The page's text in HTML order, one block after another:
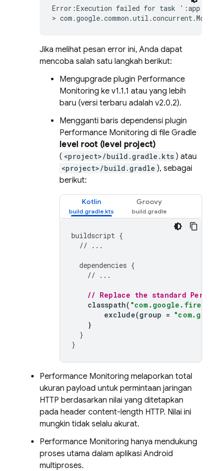
Error:Execution failed for task
>
Jika melihat pesan error ini, Anda dapat
mencoba salah satu langkah berikut:
Mengupgrade plugin Performance
Monitoring ke v1.1.1 atau yang lebih
baru (versi terbaru adalah v2.0.2).
Mengganti baris dependensi plugin
Performance Monitoring di file Gradle
level root (level project)
( <project>/build.gradle.kts ) atau
<project>/build.gradle ), sebagai
berikut:
Kotlin Groovy
buildscript {
// ...
dependencies {
// ...
// Replace the standard
classpath(
exclude(group =
}
}
}
Performance Monitoring melaporkan total
ukuran payload untuk permintaan jaringan
HTTP berdasarkan nilai yang ditetapkan
pada header content-length HTTP. Nilai ini
mungkin tidak selalu akurat.
Performance Monitoring hanya mendukung
proses utama dalam aplikasi Android
multiproses.